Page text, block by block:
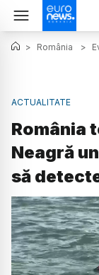
> România >
ACTUALITATE
România
Neagră
să